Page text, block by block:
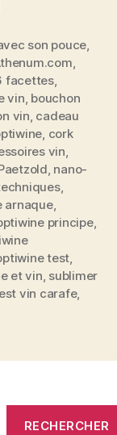
»
son pouce,
,
facettes,
vin, bouchon
vin, cadeau
, cork
vin,
, nano-
,
arnaque,
principe,
test,
et vin, sublimer
vin carafe,
RECHERCHER